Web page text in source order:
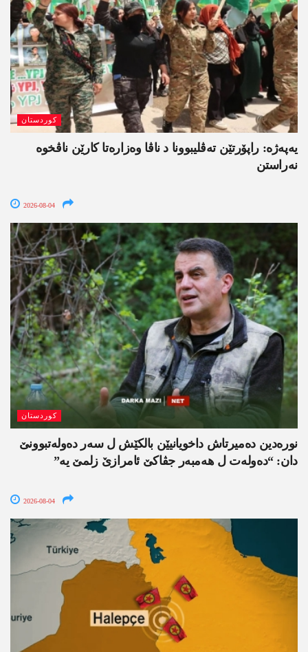
کوردستان
یەپەژە: راپۆرتێن تەڤلیبوونا د ناڤا وەزارەتا کارێن ناڤخوە
نەراستن
2026-08-04
کوردستان
نورەدین دەمیرتاش داخویانیێن بالکێش ل سەر دەولەتبوونێ
دان: “دەولەت ل ھەمبەر جڤاکێ ئامرازێ زلمێ یە”
2026-08-04